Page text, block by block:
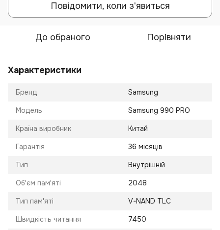
Повідомити, коли з'явиться
До обраного Порівняти
Характеристики
Бренд Samsung
Модель Samsung 990 PRO
Країна виробник Китай
Гарантія 36 місяців
Тип Внутрішній
Об'єм пам'яті 2048
Тип пам'яті V-NAND TLC
Швидкість читання 7450